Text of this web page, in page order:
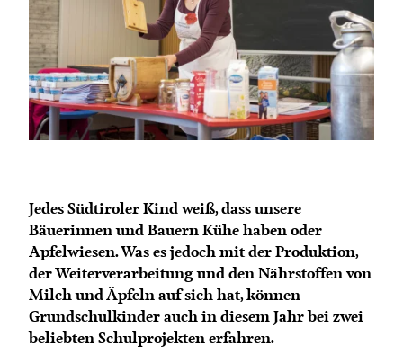
Mitgliedschaft
Landessekretariat
Bäuerliche Buffets
Hofgeschichten
Jedes Südtiroler Kind weiß, dass unsere
Bäuerinnen und Bauern Kühe haben oder
Apfelwiesen. Was es jedoch mit der Produktion,
der Weiterverarbeitung und den Nährstoffen von
Milch und Äpfeln auf sich hat, können
Grundschulkinder auch in diesem Jahr bei zwei
beliebten Schulprojekten erfahren.